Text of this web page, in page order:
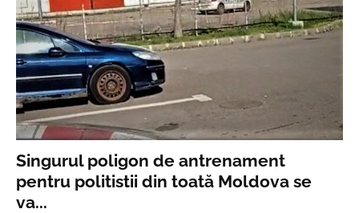
Singurul poligon de antrenament
pentru politistii din toată Moldova se
va...